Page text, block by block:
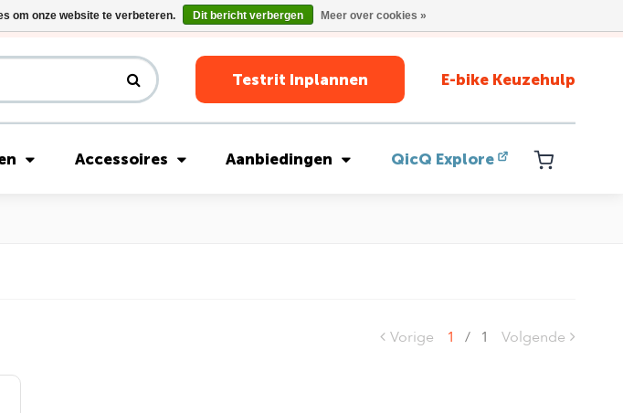
nu direct uit voorraad leverbaar!
Testrit Inplannen E-bike Keuzehulp
Accessoires Aanbiedingen QicQ Explore
Vorige 1 / 1 Volgende
om onze website te verbeteren. Dit bericht verbergen Meer over cookies »